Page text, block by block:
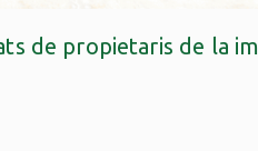
de propietaris de la